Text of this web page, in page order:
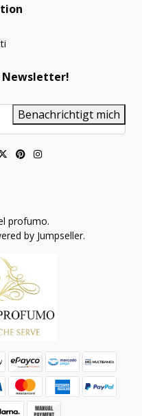
Newsletter!
Benachrichtigt mich
profumo.
by Jumpseller.